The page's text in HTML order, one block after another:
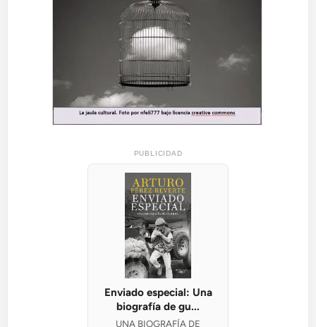
PUBLICIDAD
Enviado especial: Una
biografía de gu...
UNA BIOGRAFÍA DE